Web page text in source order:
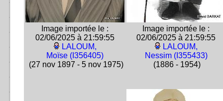
Image importée le :
02/06/2025 à 21:59:55
LALOUM,
Moïse (I356405)
(27 nov 1897 - 5 nov 1975)
Image importée le :
02/06/2025 à 21:59:55
LALOUM,
Nessim (I355433)
(1886 - 1954)